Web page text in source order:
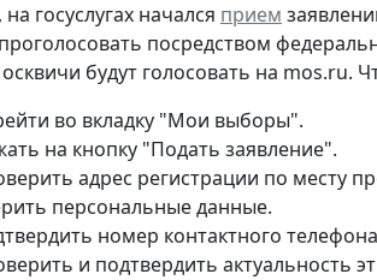
на госуслугах начался прием
посредством
будут голосовать на mos.ru.
во вкладку "Мои выборы".
на кнопку "Подать заявление".
адрес регистрации по месту
персональные данные.
номер контактного
и подтвердить актуальность